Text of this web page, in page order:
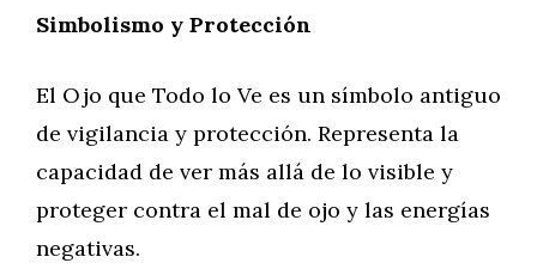
Simbolismo y Protección
El Ojo que Todo lo Ve es un símbolo antiguo
de vigilancia y protección. Representa la
capacidad de ver más allá de lo visible y
proteger contra el mal de ojo y las energías
negativas.